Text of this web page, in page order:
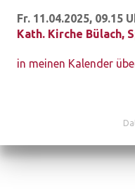
Fr. 11.04.2025, 09.15
Kath. Kirche Bülach,
in meinen Kalender